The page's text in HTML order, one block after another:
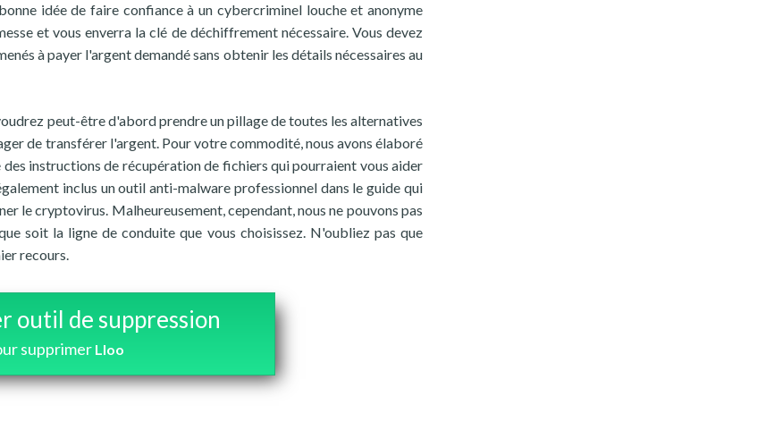
idée de faire confiance à un cybercriminel louche et anonyme
et vous enverra la clé de déchiffrement nécessaire. Vous devez
à payer l'argent demandé sans obtenir les détails nécessaires au
peut-être d'abord prendre un pillage de toutes les alternatives
de transférer l'argent. Pour votre commodité, nous avons élaboré
instructions de récupération de fichiers qui pourraient vous aider
inclus un outil anti-malware professionnel dans le guide qui
le cryptovirus. Malheureusement, cependant, nous ne pouvons pas
soit la ligne de conduite que vous choisissez. N'oubliez pas que
recours.
outil de suppression
supprimer Lloo